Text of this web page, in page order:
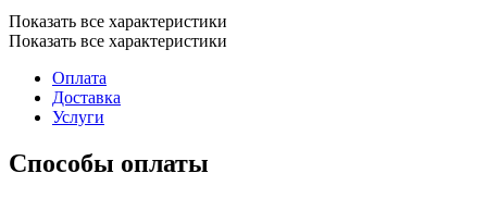
Показать все характеристики
Показать все характеристики
Оплата
Доставка
Услуги
Способы оплаты